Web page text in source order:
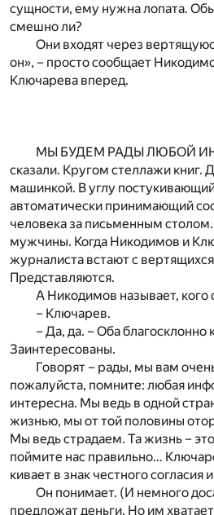
сущности, ему нужна лопата.
смешно ли?
Они входят через
он», – просто сообщает
Ключарева вперед.
МЫ БУДЕМ РАДЫ ЛЮБОЙ
сказали. Кругом стеллажи книг.
машинкой. В углу
автоматически принимающий
человека за письменным
мужчины. Когда Никодимов и
журналиста встают с
Представляются.
А Никодимов называет, кого
– Ключарев.
– Да, да. – Оба благосклонно
Заинтересованы.
Говорят – рады, мы вам
пожалуйста, помните: любая
интересна. Мы ведь в одной
жизнью, мы от той половины
Мы ведь страдаем. Та жизнь –
поймите нас правильно…
кивает в знак честного согласия
Он понимает. (И немного
предложат деньги. Но им